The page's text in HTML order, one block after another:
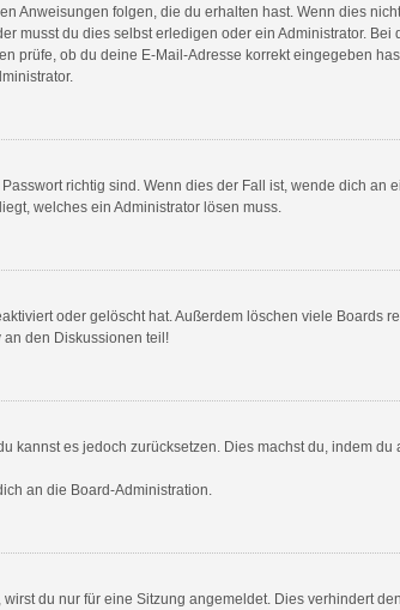
Anweisungen folgen, die du erhalten hast. Wenn dies
musst du dies selbst erledigen oder ein Administrator.
prüfe, ob du deine E-Mail-Adresse korrekt eingegeben
richtig sind. Wenn dies der Fall ist, wende dich an
welches ein Administrator lösen muss.
oder gelöscht hat. Außerdem löschen viele Boards
den Diskussionen teil!
es jedoch zurücksetzen. Dies machst du, indem
an die Board-Administration.
du nur für eine Sitzung angemeldet. Dies verhindert